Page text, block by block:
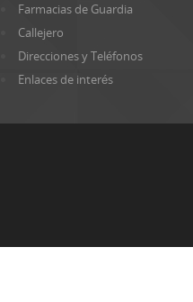
Farmacias de Guardia
Callejero
Direcciones y Teléfonos
Enlaces de interés